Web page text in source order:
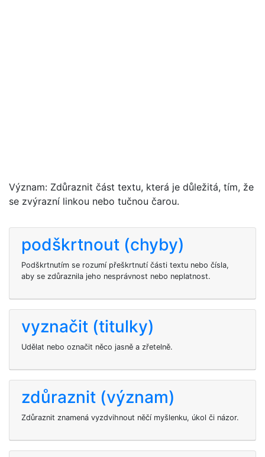
Význam: Zdůraznit část textu, která je důležitá, tím, že
se zvýrazní linkou nebo tučnou čarou.
podškrtnout (chyby)
Podškrtnutím se rozumí přeškrtnutí části textu nebo čísla,
aby se zdůraznila jeho nesprávnost nebo neplatnost.
vyznačit (titulky)
Udělat nebo označit něco jasně a zřetelně.
zdůraznit (význam)
Zdůraznit znamená vyzdvihnout něčí myšlenku, úkol či názor.